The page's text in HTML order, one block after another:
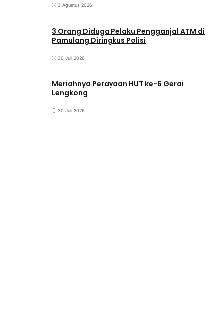
3 Agustus 2026
3 Orang Diduga Pelaku Pengganjal ATM di
Pamulang Diringkus Polisi
30 Juli 2026
Meriahnya Perayaan HUT ke-6 Gerai
Lengkong
30 Juli 2026